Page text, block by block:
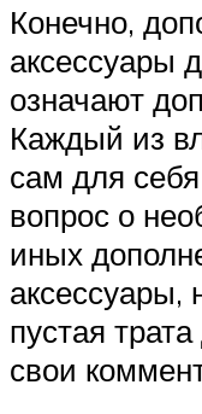
Конечно,
аксессуары
означают
Каждый из
сам для
вопрос о
иных
аксессуары,
пустая
свои